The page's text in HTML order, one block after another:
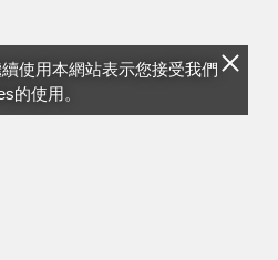
使用本網站表示您接受我們
的使用。